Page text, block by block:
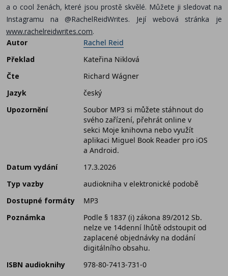
a o cool ženách, které jsou prostě skvělé. Můžete ji sledovat na
Instagramu na @RachelReidWrites. Její webová stránka je
www.rachelreidwrites.com.
Autor
Rachel Reid
Překlad
Kateřina Niklová
Čte
Richard Wágner
Jazyk
český
Upozornění
Soubor MP3 si můžete stáhnout do
svého zařízení, přehrát online v
sekci Moje knihovna nebo využít
aplikaci Miguel Book Reader pro iOS
a Android.
Datum vydání
17.3.2026
Typ vazby
audiokniha v elektronické podobě
Dostupné formáty
MP3
Poznámka
Podle § 1837 (i) zákona 89/2012 Sb.
nelze ve 14denní lhůtě odstoupit od
zaplacené objednávky na dodání
digitálního obsahu.
ISBN audioknihy
978-80-7413-731-0